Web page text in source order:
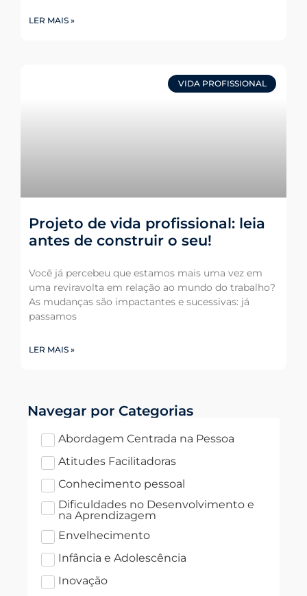
LER MAIS »
VIDA PROFISSIONAL
Projeto de vida profissional: leia
antes de construir o seu!
Você já percebeu que estamos mais uma vez em
uma reviravolta em relação ao mundo do trabalho?
As mudanças são impactantes e sucessivas: já
passamos
LER MAIS »
Navegar por Categorias
Abordagem Centrada na Pessoa
Atitudes Facilitadoras
Conhecimento pessoal
Dificuldades no Desenvolvimento e
na Aprendizagem
Envelhecimento
Infância e Adolescência
Inovação